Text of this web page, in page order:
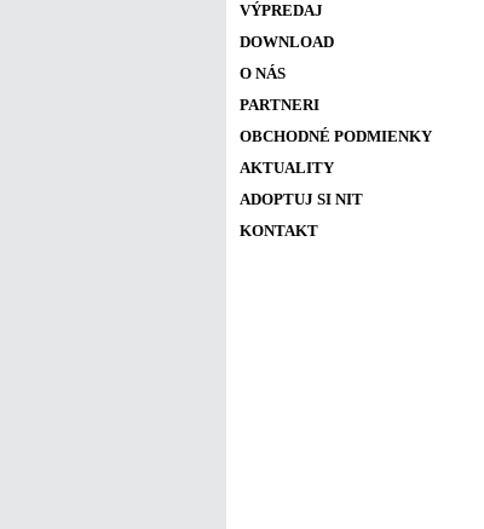
VÝPREDAJ
DOWNLOAD
O NÁS
PARTNERI
OBCHODNÉ PODMIENKY
AKTUALITY
ADOPTUJ SI NIT
KONTAKT